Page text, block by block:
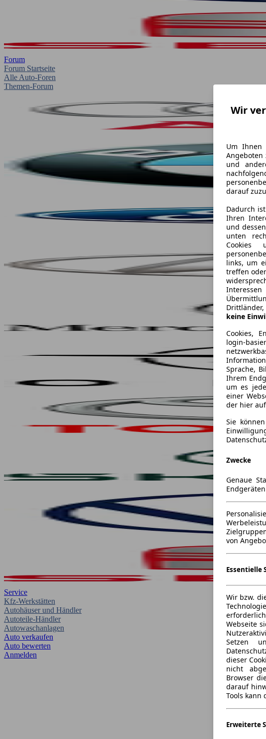
Forum
Forum Startseite
Alle Auto-Foren
Themen-Forum
Service
Kfz-Werkstätten
Autohäuser und Händler
Autoteile-Händler
Autowaschanlagen
Auto verkaufen
Auto bewerten
Anmelden
Wir
Um Ihnen
und
darauf
Dadurch
Ihren
und
unten
Cookies
links, um
treffen
Drittländer,
keine
Cookies,
login-
Sprache,
Ihrem
um es
einer
der hier
Sie
Zwecke
Genaue
Endgeräten
von
Essentielle
Wir bzw.
Webseite
Setzen
dieser
nicht
Browser
darauf
Tools kann
Erweiterte